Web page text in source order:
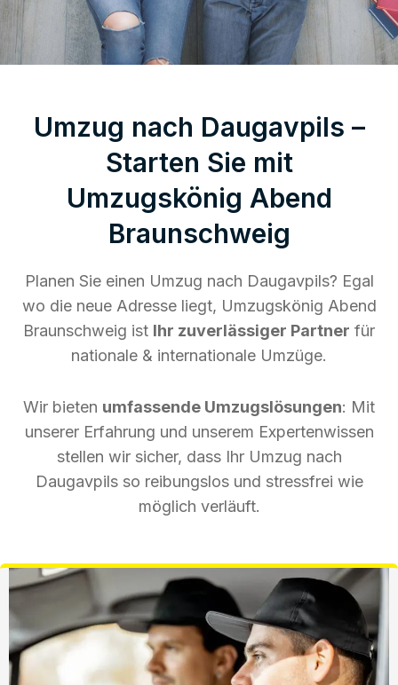
Umzug nach Daugavpils –
Starten Sie mit
Umzugskönig Abend
Braunschweig
Planen Sie einen Umzug nach Daugavpils? Egal
wo die neue Adresse liegt, Umzugskönig Abend
Braunschweig ist Ihr zuverlässiger Partner für
nationale & internationale Umzüge.
Wir bieten umfassende Umzugslösungen: Mit
unserer Erfahrung und unserem Expertenwissen
stellen wir sicher, dass Ihr Umzug nach
Daugavpils so reibungslos und stressfrei wie
möglich verläuft.